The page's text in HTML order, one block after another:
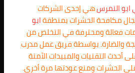
ابو النمرسهي إحدى الشركات
مكافحة الحشرات بمنطقةابو
فعالة ومحترفة في التخلص من
والضارة. بواسطة فريق عمل مدرب
أحدث التقنيات والمبيدات الآمنة
الحشرات ومنع عودتها مرة أخرى.